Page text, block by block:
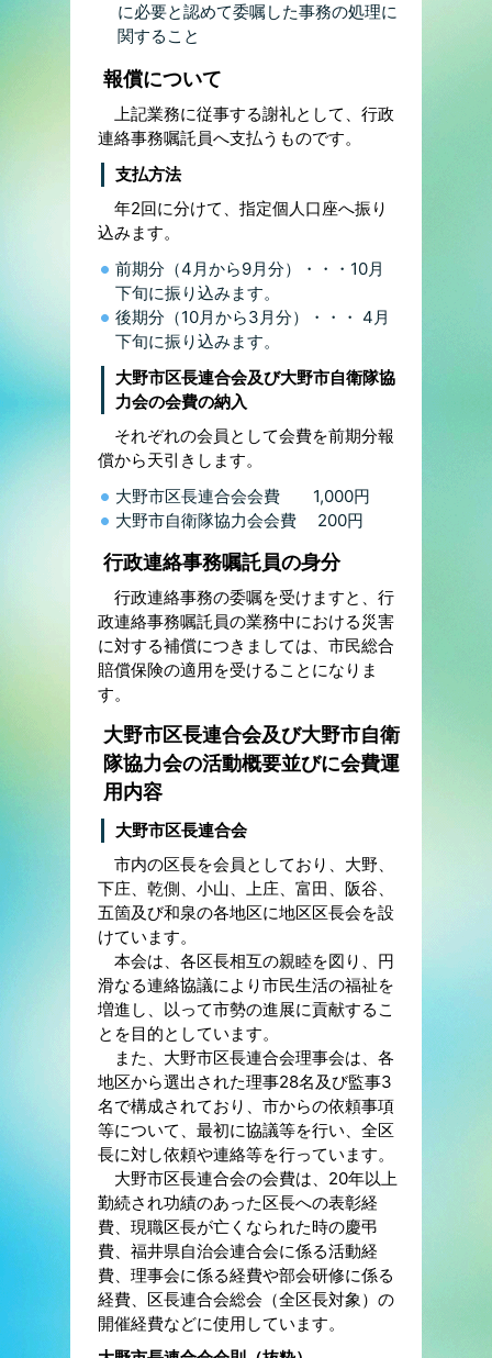
に必要と認めて委嘱した事務の処理に
関すること
報償について
上記業務に従事する謝礼として、行政
連絡事務嘱託員へ支払うものです。
支払方法
年2回に分けて、指定個人口座へ振り
込みます。
前期分（4月から9月分）・・・10月
下旬に振り込みます。
後期分（10月から3月分）・・・ 4月
下旬に振り込みます。
大野市区長連合会及び大野市自衛隊協
力会の会費の納入
それぞれの会員として会費を前期分報
償から天引きします。
大野市区長連合会会費 1,000円
大野市自衛隊協力会会費 200円
行政連絡事務嘱託員の身分
行政連絡事務の委嘱を受けますと、行
政連絡事務嘱託員の業務中における災害
に対する補償につきましては、市民総合
賠償保険の適用を受けることになりま
す。
大野市区長連合会及び大野市自衛
隊協力会の活動概要並びに会費運
用内容
大野市区長連合会
市内の区長を会員としており、大野、
下庄、乾側、小山、上庄、富田、阪谷、
五箇及び和泉の各地区に地区区長会を設
けています。
本会は、各区長相互の親睦を図り、円
滑なる連絡協議により市民生活の福祉を
増進し、以って市勢の進展に貢献するこ
とを目的としています。
また、大野市区長連合会理事会は、各
地区から選出された理事28名及び監事3
名で構成されており、市からの依頼事項
等について、最初に協議等を行い、全区
長に対し依頼や連絡等を行っています。
大野市区長連合会の会費は、20年以上
勤続され功績のあった区長への表彰経
費、現職区長が亡くなられた時の慶弔
費、福井県自治会連合会に係る活動経
費、理事会に係る経費や部会研修に係る
経費、区長連合会総会（全区長対象）の
開催経費などに使用しています。